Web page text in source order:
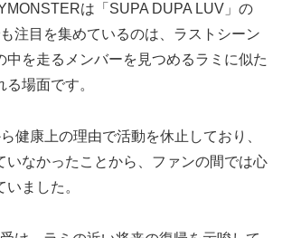
は「SUPA DUPA LUV」の
注目を集めているのは、ラストシーン
中を走るメンバーを見つめるラミに似た
る場面です。
健康上の理由で活動を休止しており、
いなかったことから、ファンの間では心
ました。